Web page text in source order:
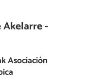
Akelarre -
Asociación